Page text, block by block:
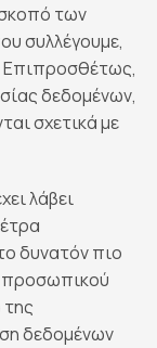
σκοπό των
συλλέγουμε,
Επιπροσθέτως,
δεδομένων,
σχετικά με
λάβει
δυνατόν πιο
προσωπικού
δεδομένων